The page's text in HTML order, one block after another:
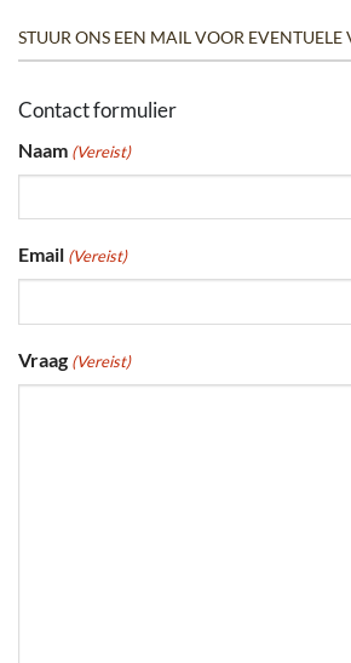
STUUR ONS EEN MAIL VOOR EVENTUELE
Contact formulier
Naam (Vereist)
Email (Vereist)
Vraag (Vereist)